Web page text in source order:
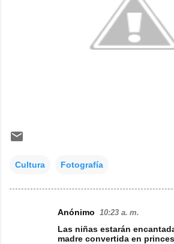
Cultura Fotografía
Anónimo 10:23 a. m.
Las niñas estarán
madre convertida en